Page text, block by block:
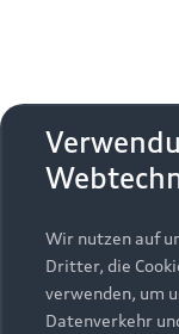
Modelle
Alle Modelle
Modelle
Kaufen &
Neuwagensuche
Service &
Wir nutzen auf
Dritter, die
verwenden, um
Datenverkehr